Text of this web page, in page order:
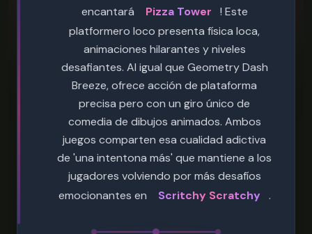
encantará
Pizza Tower
! Este
platformero loco presenta física loca,
animaciones hilarantes y niveles
desafiantes. Al igual que Geometry Dash
Breeze, ofrece acción de plataforma
precisa pero con un giro único de
comedia de dibujos animados. Ambos
juegos comparten esa cualidad adictiva
de 'una intentona más' que mantiene a los
jugadores volviendo por más desafíos
emocionantes en
Scritchy Scratchy .